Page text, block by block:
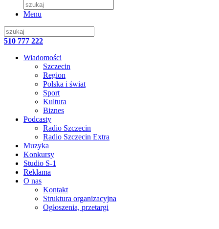
Menu
510 777 222
Wiadomości
Szczecin
Region
Polska i świat
Sport
Kultura
Biznes
Podcasty
Radio Szczecin
Radio Szczecin Extra
Muzyka
Konkursy
Studio S-1
Reklama
O nas
Kontakt
Struktura organizacyjna
Ogłoszenia, przetargi